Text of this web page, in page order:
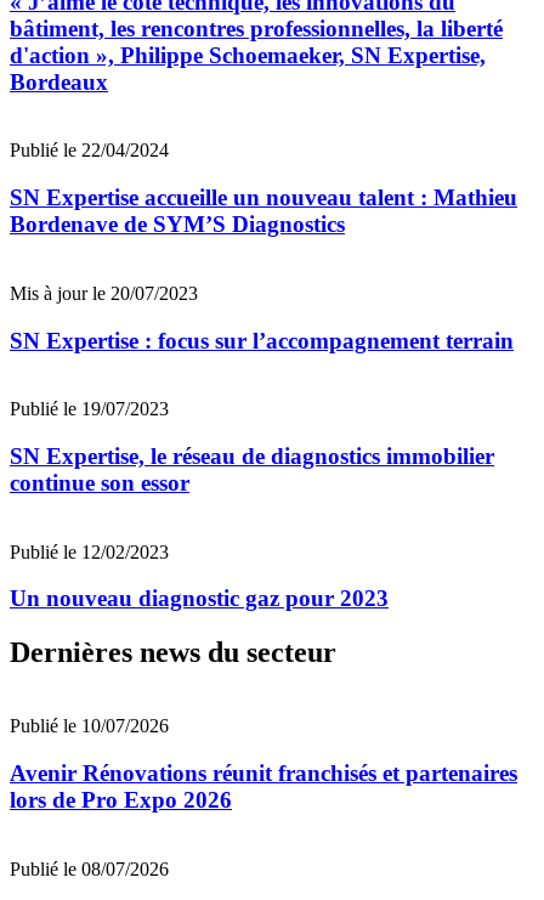
bâtiment, les rencontres professionnelles, la liberté
d'action », Philippe Schoemaeker, SN Expertise,
Bordeaux
Publié le 22/04/2024
SN Expertise accueille un nouveau talent : Mathieu
Bordenave de SYM’S Diagnostics
Mis à jour le 20/07/2023
SN Expertise : focus sur l’accompagnement terrain
Publié le 19/07/2023
SN Expertise, le réseau de diagnostics immobilier
continue son essor
Publié le 12/02/2023
Un nouveau diagnostic gaz pour 2023
Dernières news du secteur
Publié le 10/07/2026
Avenir Rénovations réunit franchisés et partenaires
lors de Pro Expo 2026
Publié le 08/07/2026